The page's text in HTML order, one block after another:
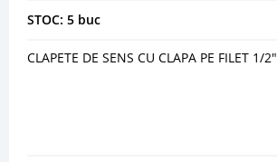
STOC: 5 buc
CLAPETE DE SENS CU CLAPA PE FILET 1/2"